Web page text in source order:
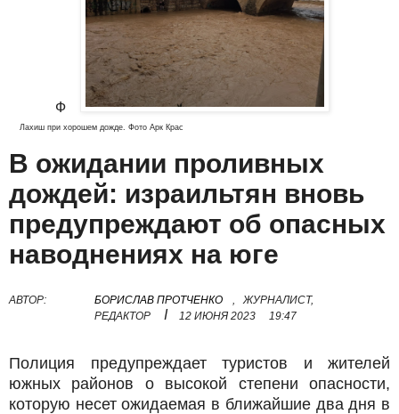
Ф
Лахиш при хорошем дожде. Фото Арк Крас
В ожидании проливных
дождей: израильтян вновь
предупреждают об опасных
наводнениях на юге
АВТОР: БОРИСЛАВ ПРОТЧЕНКО
ЖУРНАЛИСТ,
РЕДАКТОР
I 12 ИЮНЯ 2023 19:47
Полиция предупреждает туристов и жителей
южных районов о высокой степени опасности,
которую несет ожидаемая в ближайшие два дня в